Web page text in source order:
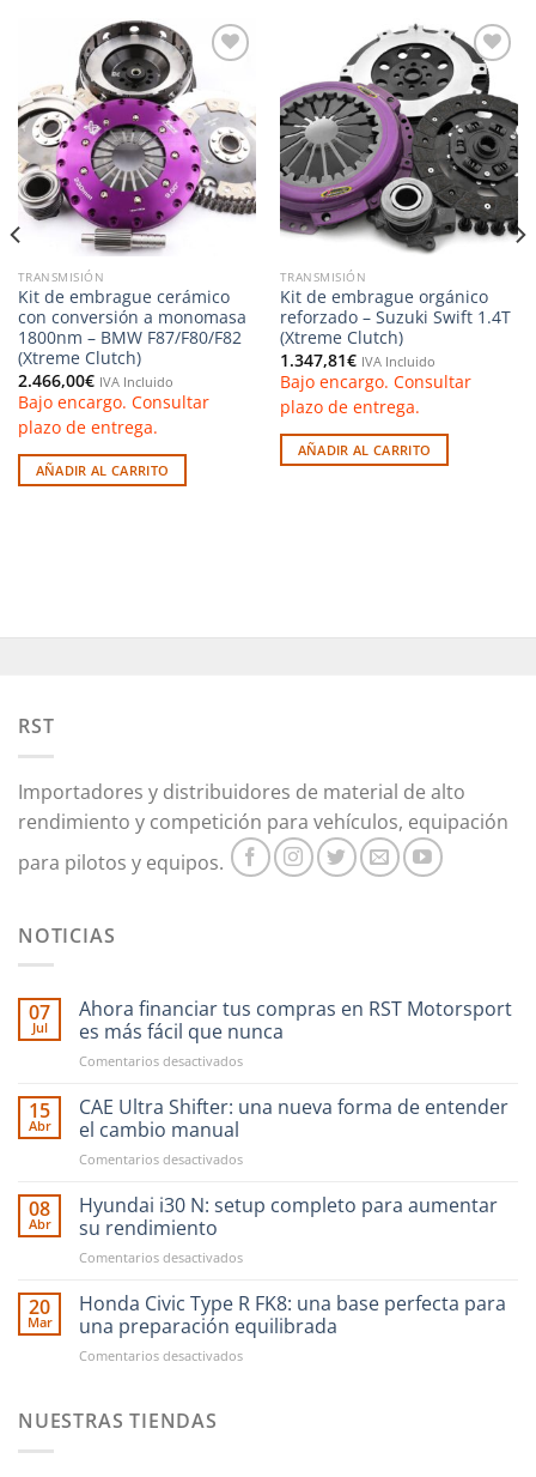
lista de
deseos
TRANSMISIÓN
Kit de embrague cerámico
con conversión a monomasa
1800nm – BMW F87/F80/F82
(Xtreme Clutch)
2.466,00€ IVA Incluido
Bajo encargo. Consultar
plazo de entrega.
AÑADIR AL CARRITO
Añadir
a la
lista de
deseos
TRANSMISIÓN
Kit de embrague orgánico
reforzado – Suzuki Swift 1.4T
(Xtreme Clutch)
1.347,81€ IVA Incluido
Bajo encargo. Consultar
plazo de entrega.
AÑADIR AL CARRITO
RST
Importadores y distribuidores de material de alto
rendimiento y competición para vehículos, equipación
para pilotos y equipos.
NOTICIAS
07
Jul
Ahora financiar tus compras en RST Motorsport
es más fácil que nunca
Comentarios desactivadosen
financiar
en
Motorsport
fácil
nunca
15
Abr
CAE Ultra Shifter: una nueva forma de entender
el cambio manual
Comentarios desactivadosen
Ultra
Shifter:
nueva
de
entender
cambio
08
Abr
Hyundai i30 N: setup completo para aumentar
su rendimiento
Comentarios desactivadosen
i30
setup
completo
20
Mar
Honda Civic Type R FK8: una base perfecta para
una preparación equilibrada
Comentarios desactivadosen
NUESTRAS TIENDAS